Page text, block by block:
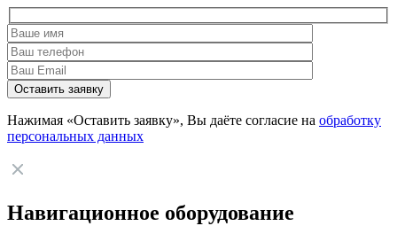
Нажимая «Оставить заявку», Вы даёте согласие на обработку
персональных данных
Навигационное оборудование